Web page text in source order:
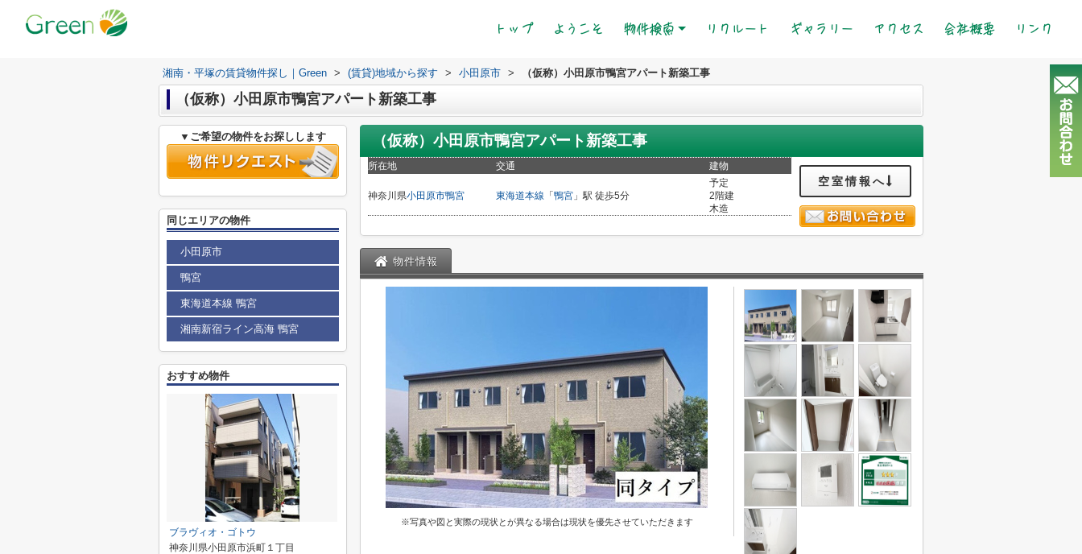
トップ(current)
ようこそ 物件検索 リクルート ギャラリー アクセス 会社概要 リンク
湘南・平塚の賃貸物件探し｜Green > (賃貸)地域から探す > 小田原市 > （仮称）小田原市鴨宮アパート新築工事
（仮称）小田原市鴨宮アパート新築工事
（仮称）小田原市鴨宮アパート新築工事
所在地 交通 建物
神奈川県小田原市鴨宮 東海道本線 「 鴨宮 」駅 徒歩5分
予定
2階建
木造
空室情報へ
物件情報
※写真や図と実際の現状とが異なる場合は現状を優先させていただきます
▼ご希望の物件をお探しします
同じエリアの物件
小田原市
鴨宮
東海道本線 鴨宮
湘南新宿ライン高海 鴨宮
おすすめ物件
ブラヴィオ・ゴトウ
神奈川県小田原市浜町１丁目